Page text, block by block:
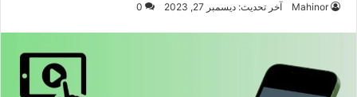
Mahinor آخر تحديث: ديسمبر 27, 2023 0